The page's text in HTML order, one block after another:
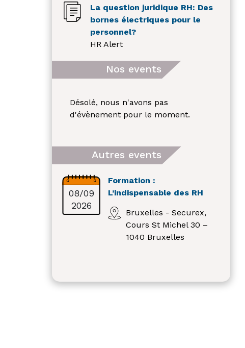
La question juridique RH: Des
bornes électriques pour le
personnel?
HR Alert
Nos events
Désolé, nous n'avons pas
d'évènement pour le moment.
Autres events
08/09
2026
Formation :
L’indispensable des RH
Bruxelles - Securex,
Cours St Michel 30 –
1040 Bruxelles